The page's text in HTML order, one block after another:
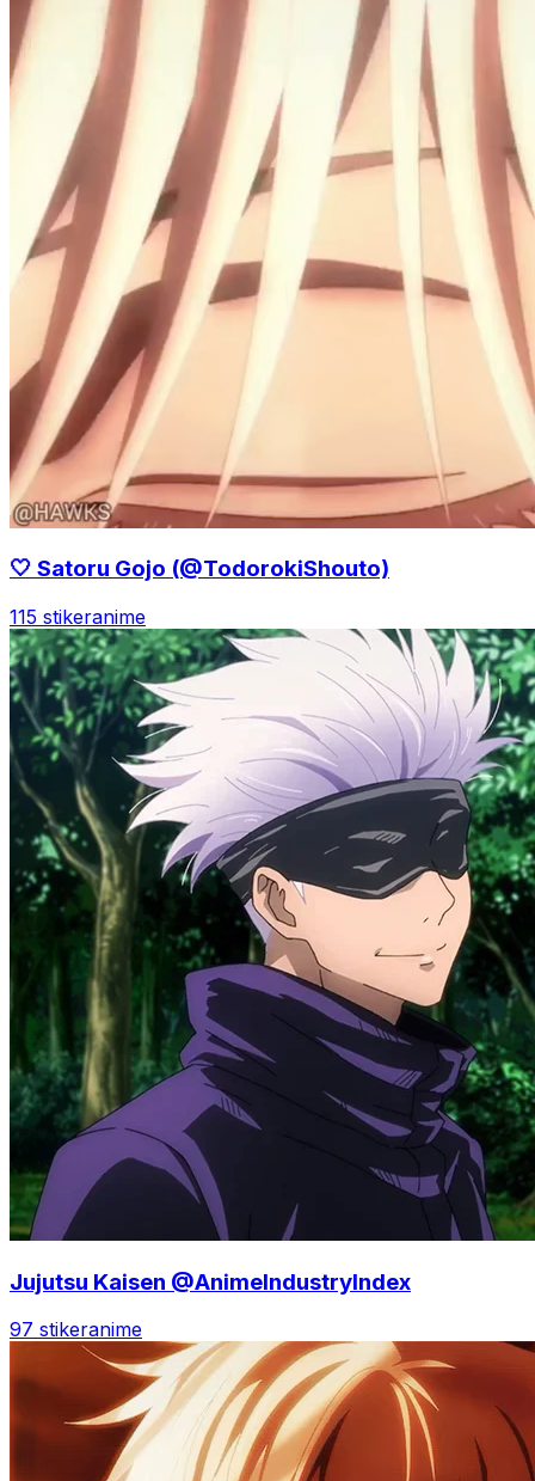
🤍 Satoru Gojo (@TodorokiShouto)
115 stikeranime
Jujutsu Kaisen @AnimeIndustryIndex
97 stikeranime